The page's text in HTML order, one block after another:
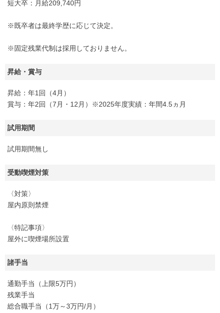
短大卒：月給209,740円
※既卒者は最終学歴に応じて決定。
※固定残業代制は採用しておりません。
昇給・賞与
昇給：年1回（4月）
賞与：年2回（7月・12月）※2025年度実績：年間4.5ヵ月
試用期間
試用期間無し
受動喫煙対策
〈対策〉
屋内原則禁煙
〈特記事項〉
屋外に喫煙場所設置
諸手当
通勤手当（上限5万円）
残業手当
総合職手当（1万～3万円/月）